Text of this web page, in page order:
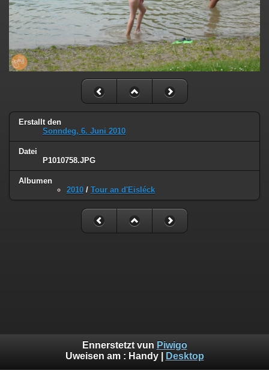
Erstallt den
Sonndeg, 6. Juni 2010
Datei
P1010758.JPG
Albumen
2010 / Tour an d'Eisléck
Ennerstetzt vun Piwigo
Uweisen am : Handy| Desktop